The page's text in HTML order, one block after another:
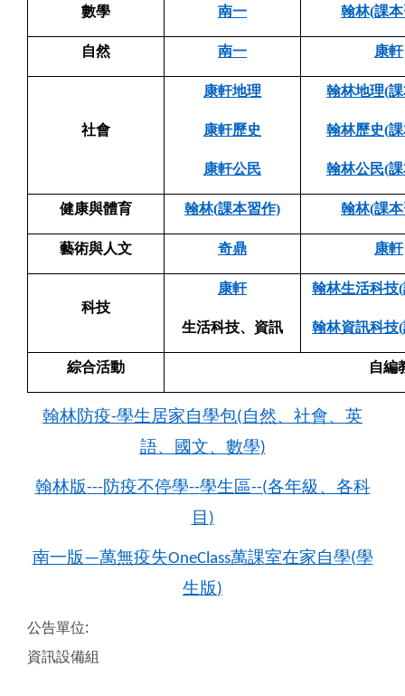
數學 南一 翰林(課
自然 南一 康軒
社會
康軒地理
康軒歷史
康軒公民
翰林地理(
翰林歷史(
翰林公民(
健康與體育 翰林(課本習作) 翰林(課
藝術與人文 奇鼎 康軒
科技
康軒
生活科技、資訊
翰林生活科技
翰林資訊科技
綜合活動 自編
翰林防疫-學生居家自學包(自然、社會、英
語、國文、數學)
翰林版---防疫不停學--學生區--(各年級、各科
目 )
南一版—萬無疫失OneClass萬課室在家自學(學
生版)
公告單位:
資訊設備組